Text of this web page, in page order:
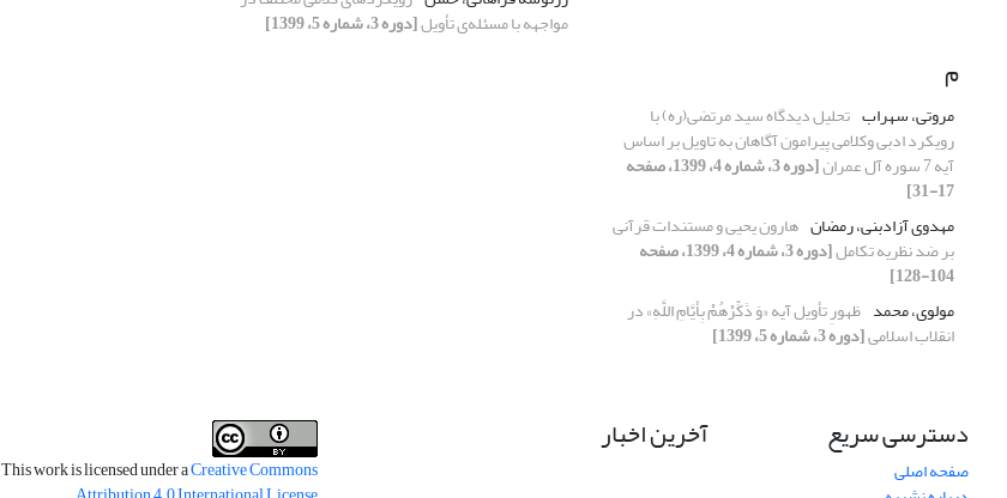
مواجهه با مسئله‌ی تأویل[دوره 3، شماره 5، 1399]
م
مروتی، سهراب تحلیل دیدگاه سید مرتضی(ره) با
رویکرد ادبی وکلامی پیرامون آگاهان به تاویل بر اساس
آیه 7 سوره آل عمران [دوره 3، شماره 4، 1399، صفحه
17-31]
مهدوی آزادبنی، رمضان هارون یحیی و مستندات قرآنی
بر ضد نظریه تکامل [دوره 3، شماره 4، 1399، صفحه
104-128]
مولوی، محمد ظهورِ تأویل آیه «وَ ذَکِّرْهُمْ بِأَیَّامِ اللَّهِ» در
انقلاب اسلامی[دوره 3، شماره 5، 1399]
دسترسی سریع
صفحه اصلی
آخرین اخبار
This work is licensed under aCreative Commons